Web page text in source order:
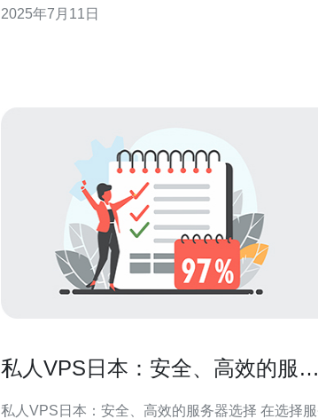
用户带来了极佳的体验。 AWS日本VPS是指在亚马逊
2025年7月11日
私人VPS日本：安全、高效的服务
私人VPS日本：安全、高效的服务器选择 在选择服务